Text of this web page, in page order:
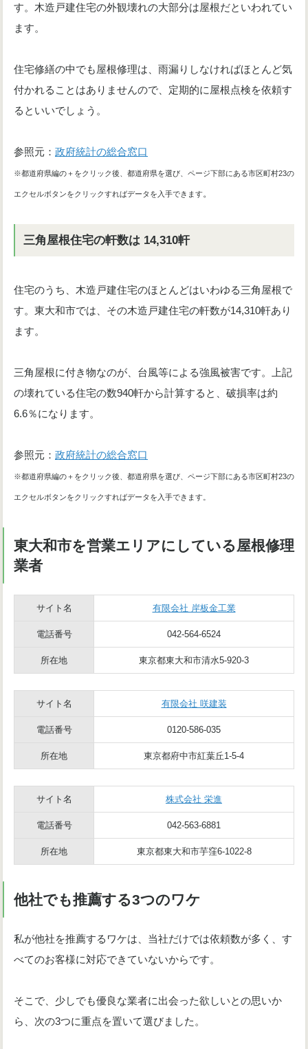
す。木造戸建住宅の外観壊れの大部分は屋根だといわれてい
ます。
住宅修繕の中でも屋根修理は、雨漏りしなければほとんど気
付かれることはありませんので、定期的に屋根点検を依頼す
るといいでしょう。
参照元： 政府統計の総合窓口
※都道府県編の＋をクリック後、都道府県を選び、ページ下部にある市区町村23の
エクセルボタンをクリックすればデータを入手できます。
三角屋根住宅の軒数は 14,310軒
住宅のうち、木造戸建住宅のほとんどはいわゆる三角屋根で
す。東大和市では、その木造戸建住宅の軒数が14,310軒あり
ます。
三角屋根に付き物なのが、台風等による強風被害です。上記
の壊れている住宅の数940軒から計算すると、破損率は約
6.6％になります。
参照元： 政府統計の総合窓口
※都道府県編の＋をクリック後、都道府県を選び、ページ下部にある市区町村23の
エクセルボタンをクリックすればデータを入手できます。
東大和市を営業エリアにしている屋根修理
業者
サイト名 有限会社 岸板金工業
電話番号 042-564-6524
所在地 東京都東大和市清水5-920-3
サイト名 有限会社 咲建装
電話番号 0120-586-035
所在地 東京都府中市紅葉丘1-5-4
サイト名 株式会社 栄進
電話番号 042-563-6881
所在地 東京都東大和市芋窪6-1022-8
他社でも推薦する3つのワケ
私が他社を推薦するワケは、当社だけでは依頼数が多く、す
べてのお客様に対応できていないからです。
そこで、少しでも優良な業者に出会った欲しいとの思いか
ら、次の3つに重点を置いて選びました。